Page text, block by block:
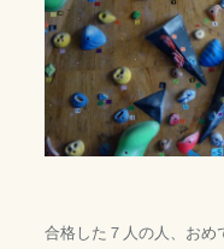
合格した７人の人、おめ